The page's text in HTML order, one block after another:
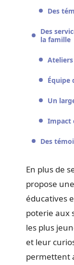
Des
Des
la famille
Équipe
Un
Impact
Des
En plus de
propose
éducatives
poterie aux
les plus
et leur
permettent